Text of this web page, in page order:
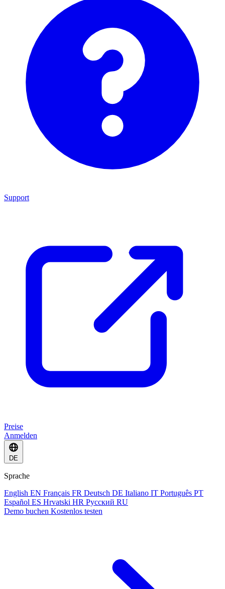
Support
Preise
Anmelden
DE
Sprache
English EN Français FR Deutsch DE Italiano IT Português PT
Español ES Hrvatski HR Русский RU
Demo buchen Kostenlos testen